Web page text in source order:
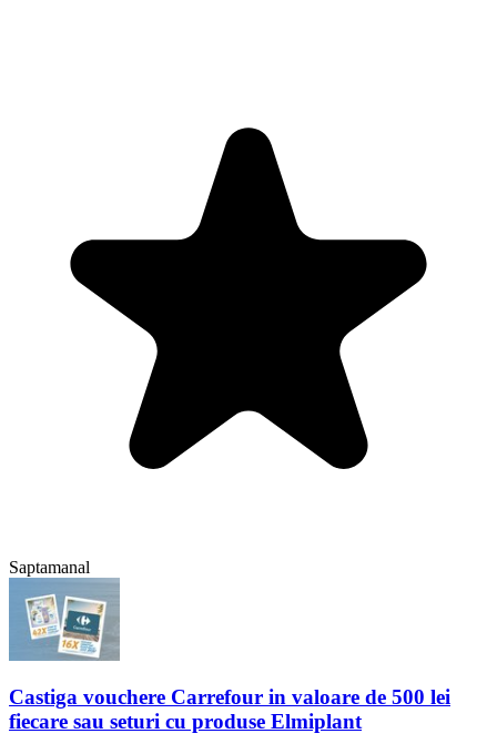
Saptamanal
Castiga vouchere Carrefour in valoare de 500 lei
fiecare sau seturi cu produse Elmiplant